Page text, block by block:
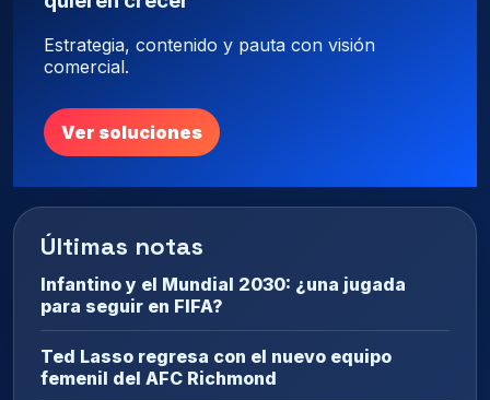
Estrategia, contenido y pauta con visión
comercial.
Ver soluciones
Últimas notas
Infantino y el Mundial 2030: ¿una jugada
para seguir en FIFA?
Ted Lasso regresa con el nuevo equipo
femenil del AFC Richmond